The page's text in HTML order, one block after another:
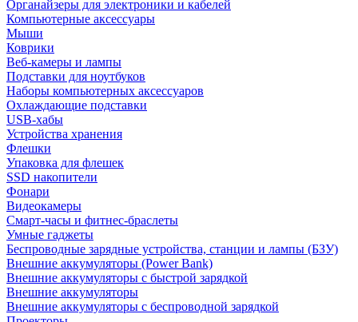
Органайзеры для электроники и кабелей
Компьютерные аксессуары
Мыши
Коврики
Веб-камеры и лампы
Подставки для ноутбуков
Наборы компьютерных аксессуаров
Охлаждающие подставки
USB-хабы
Устройства хранения
Флешки
Упаковка для флешек
SSD накопители
Фонари
Видеокамеры
Смарт-часы и фитнес-браслеты
Умные гаджеты
Беспроводные зарядные устройства, станции и лампы (БЗУ)
Внешние аккумуляторы (Power Bank)
Внешние аккумуляторы с быстрой зарядкой
Внешние аккумуляторы
Внешние аккумуляторы с беспроводной зарядкой